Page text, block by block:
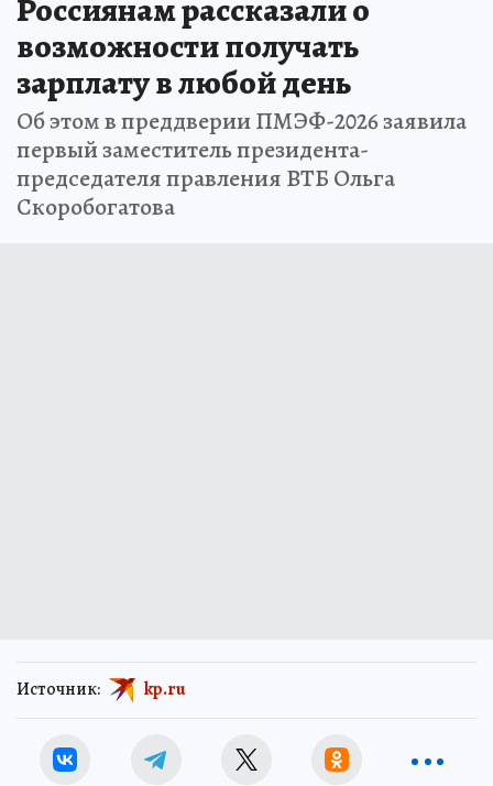
НОВОСТИ ЭКОНОМИКА 3 июня 2026 10:00
Россиянам рассказали о
возможности получать
зарплату в любой день
Об этом в преддверии ПМЭФ-2026 заявила
первый заместитель президента-
председателя правления ВТБ Ольга